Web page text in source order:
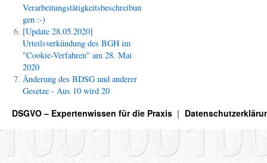
Verarbeitungstätigkeitsbeschreibun
gen :-)
[Update 28.05.2020]
Urteilsverkündung des BGH im
"Cookie-Verfahren" am 28. Mai
2020
Änderung des BDSG und anderer
Gesetze - Aus 10 wird 20
DSGVO – Expertenwissen für die Praxis